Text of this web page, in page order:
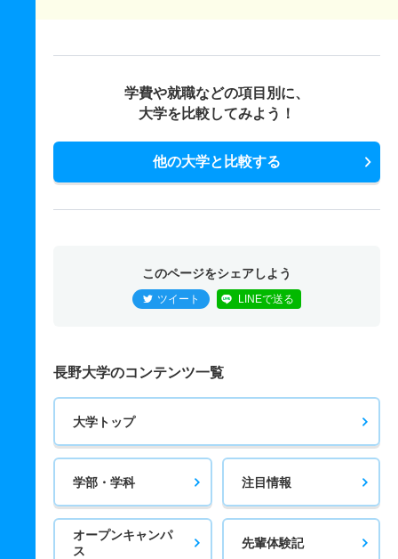
学費や就職などの項目別に、
大学を比較してみよう！
他の大学と比較する
このページをシェアしよう
ツイート LINEで送る
長野大学のコンテンツ一覧
大学トップ
学部・学科 注目情報
オープンキャンパ
ス
先輩体験記